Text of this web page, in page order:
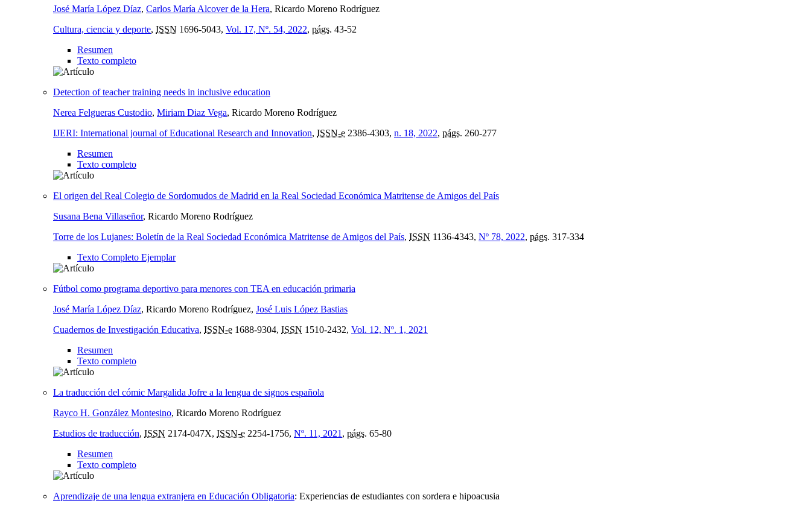
José María López Díaz, Carlos María Alcover de la Hera, Ricardo Moreno Rodríguez
Cultura, ciencia y deporte, ISSN 1696-5043, Vol. 17, Nº. 54, 2022, págs. 43-52
Resumen
Texto completo
Detection of teacher training needs in inclusive education
Nerea Felgueras Custodio, Miriam Diaz Vega, Ricardo Moreno Rodríguez
IJERI: International journal of Educational Research and Innovation, ISSN-e 2386-4303, n. 18, 2022, págs. 260-277
Resumen
Texto completo
El origen del Real Colegio de Sordomudos de Madrid en la Real Sociedad Económica Matritense de Amigos del País
Susana Bena Villaseñor, Ricardo Moreno Rodríguez
Torre de los Lujanes: Boletín de la Real Sociedad Económica Matritense de Amigos del País, ISSN 1136-4343, Nº 78, 2022, págs. 317-334
Texto Completo Ejemplar
Fútbol como programa deportivo para menores con TEA en educación primaria
José María López Díaz, Ricardo Moreno Rodríguez, José Luis López Bastias
Cuadernos de Investigación Educativa, ISSN-e 1688-9304, ISSN 1510-2432, Vol. 12, Nº. 1, 2021
Resumen
Texto completo
La traducción del cómic Margalida Jofre a la lengua de signos española
Rayco H. González Montesino, Ricardo Moreno Rodríguez
Estudios de traducción, ISSN 2174-047X, ISSN-e 2254-1756, Nº. 11, 2021 , págs. 65-80
Resumen
Texto completo
Aprendizaje de una lengua extranjera en Educación Obligatoria: Experiencias de estudiantes con sordera e hipoacusia